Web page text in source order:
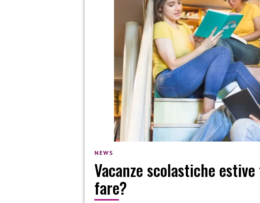
NEWS
Vacanze scolastiche
fare?